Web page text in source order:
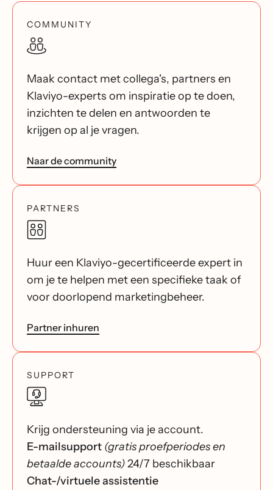
COMMUNITY
Maak contact met collega's, partners en
Klaviyo-experts om inspiratie op te doen,
inzichten te delen en antwoorden te
krijgen op al je vragen.
Naar de community
PARTNERS
Huur een Klaviyo-gecertificeerde expert in
om je te helpen met een specifieke taak of
voor doorlopend marketingbeheer.
Partner inhuren
SUPPORT
Krijg ondersteuning via je account.
E-mailsupport (gratis proefperiodes en
betaalde accounts)24/7 beschikbaar
Chat-/virtuele assistentie